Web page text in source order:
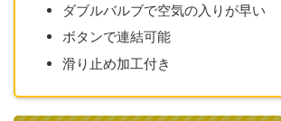
ダブルバルブで空気の入りが早い
ボタンで連結可能
滑り止め加工付き